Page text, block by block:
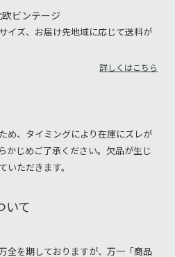
ビンテージ
イズ、お届け先地域に応じて送料が
詳しくはこちら
め、タイミングにより在庫にズレが
かじめご了承ください。欠品が生じ
いただきます。
いて
全を期しておりますが、万一「商品